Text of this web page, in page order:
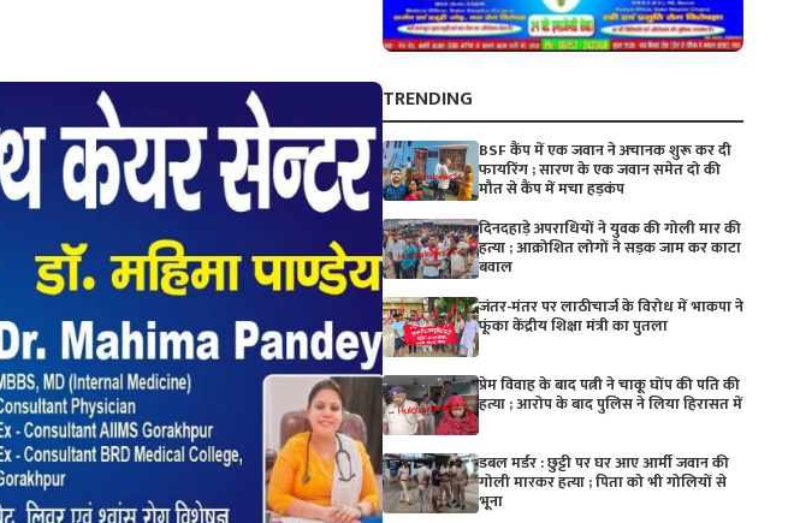
TRENDING
BSF कैंप में एक जवान ने अचानक शुरू कर दी
फायरिंग ; सारण के एक जवान समेत दो की
मौत से कैंप में मचा हड़कंप
दिनदहाड़े अपराधियों ने युवक की गोली मार की
हत्या ; आक्रोशित लोगों ने सड़क जाम कर काटा
बवाल
जंतर-मंतर पर लाठीचार्ज के विरोध में भाकपा ने
फूंका केंद्रीय शिक्षा मंत्री का पुतला
प्रेम विवाह के बाद पत्नी ने चाकू घोंप की पति की
हत्या ; आरोप के बाद पुलिस ने लिया हिरासत में
डबल मर्डर : छुट्टी पर घर आए आर्मी जवान की
गोली मारकर हत्या ; पिता को भी गोलियों से
भूना